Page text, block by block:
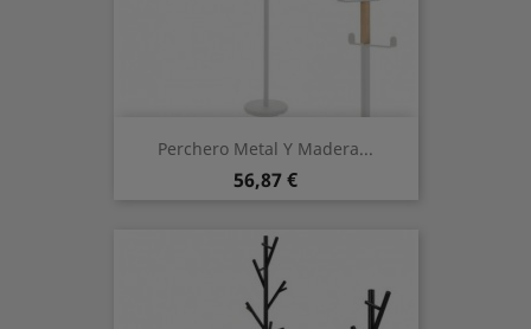
Perchero Metal Y Madera...
Preis
56,87 €